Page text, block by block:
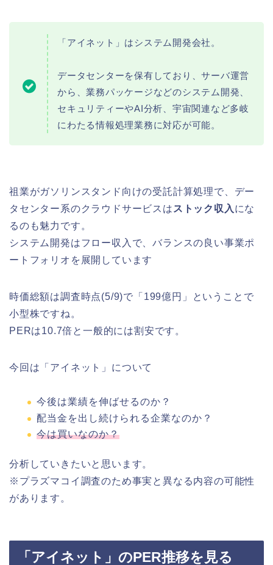
「アイネット」はシステム開発会社。
データセンターを保有しており、サーバ運営
から、業務パッケージなどのシステム開発、
セキュリティーやAI分析、宇宙関連など多岐
にわたる情報処理業務に対応が可能。
祖業がガソリンスタンド向けの受託計算処理で、デー
タセンター系のクラウドサービスは ストック収入 にな
るのも魅力です。
システム開発はフロー収入で、バランスの良い事業ポ
ートフォリオを展開しています
時価総額は調査時点(5/9)で「199億円」ということで
小型株ですね。
PERは10.7倍と一般的には割安です。
今回は「アイネット」について
今後は業績を伸ばせるのか？
配当金を出し続けられる企業なのか？
今は買いなのか？
分析していきたいと思います。
※プラズマコイ調査のため事実と異なる内容の可能性
があります。
「アイネット」のPER推移を見る